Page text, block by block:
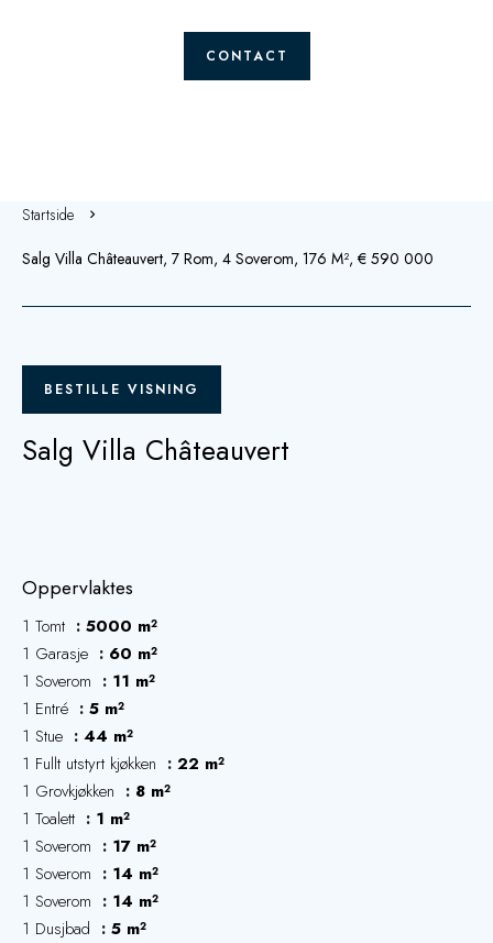
CONTACT
Startside
Salg Villa Châteauvert, 7 Rom, 4 Soverom, 176 M², € 590 000
BESTILLE VISNING
Salg Villa Châteauvert
Oppervlaktes
1 Tomt
5000 m²
1 Garasje
60 m²
1 Soverom
11 m²
1 Entré
5 m²
1 Stue
44 m²
1 Fullt utstyrt kjøkken
22 m²
1 Grovkjøkken
8 m²
1 Toalett
1 m²
1 Soverom
17 m²
1 Soverom
14 m²
1 Soverom
14 m²
1 Dusjbad
5 m²